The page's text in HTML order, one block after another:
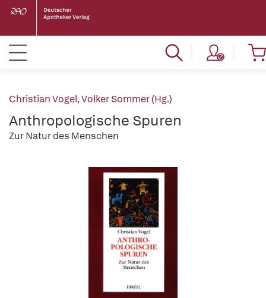
Christian Vogel,Volker Sommer (Hg.)
Anthropologische Spuren
Zur Natur des Menschen